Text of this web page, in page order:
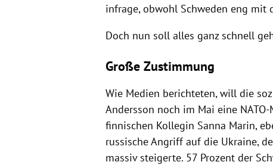
infrage, obwohl Schweden eng mit
Doch nun soll alles ganz schnell
Große Zustimmung
Wie Medien berichteten, will die
Andersson noch im Mai eine
finnischen Kollegin Sanna Marin,
russische Angriff auf die Ukraine,
massiv steigerte. 57 Prozent der